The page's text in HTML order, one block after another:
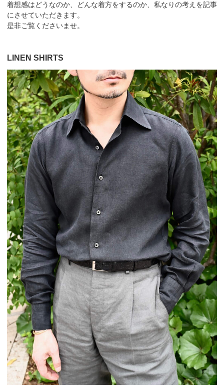
着想感はどうなのか、どんな着方をするのか、私なりの考えを記事
にさせていただきます。
是非ご覧くださいませ。
LINEN SHIRTS